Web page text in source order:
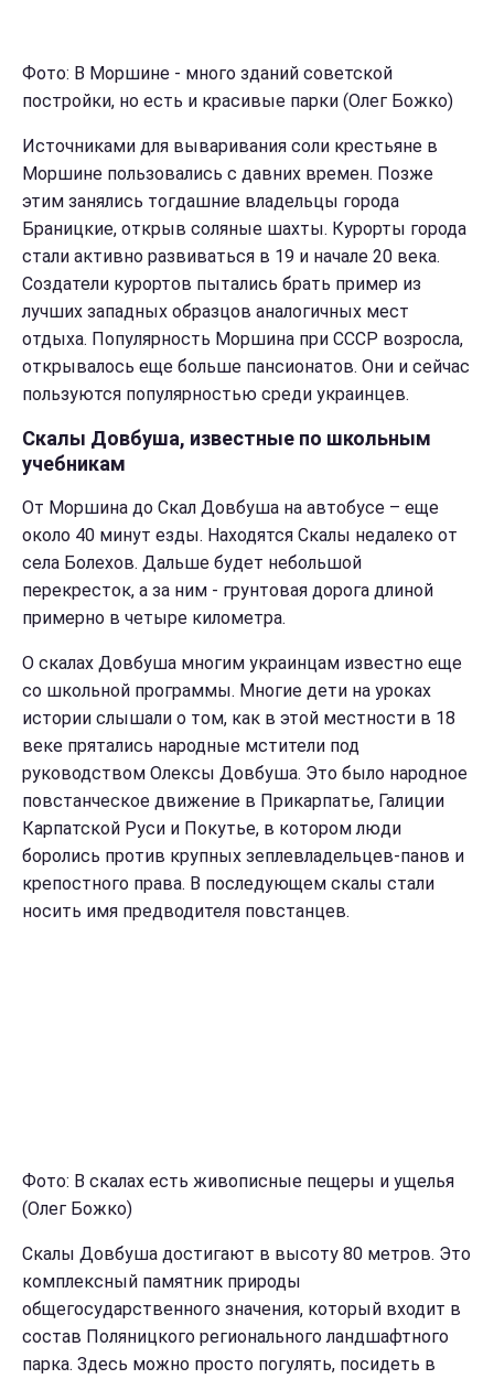
Фото: В Моршине - много зданий советской
постройки, но есть и красивые парки (Олег Божко)
Источниками для вываривания соли крестьяне в
Моршине пользовались с давних времен. Позже
этим занялись тогдашние владельцы города
Браницкие, открыв соляные шахты. Курорты города
стали активно развиваться в 19 и начале 20 века.
Создатели курортов пытались брать пример из
лучших западных образцов аналогичных мест
отдыха. Популярность Моршина при СССР возросла,
открывалось еще больше пансионатов. Они и сейчас
пользуются популярностью среди украинцев.
Скалы Довбуша, известные по школьным
учебникам
От Моршина до Скал Довбуша на автобусе – еще
около 40 минут езды. Находятся Скалы недалеко от
села Болехов. Дальше будет небольшой
перекресток, а за ним - грунтовая дорога длиной
примерно в четыре километра.
О скалах Довбуша многим украинцам известно еще
со школьной программы. Многие дети на уроках
истории слышали о том, как в этой местности в 18
веке прятались народные мстители под
руководством Олексы Довбуша. Это было народное
повстанческое движение в Прикарпатье, Галиции
Карпатской Руси и Покутье, в котором люди
боролись против крупных зеплевладельцев-панов и
крепостного права. В последующем скалы стали
носить имя предводителя повстанцев.
Фото: В скалах есть живописные пещеры и ущелья
(Олег Божко)
Скалы Довбуша достигают в высоту 80 метров. Это
комплексный памятник природы
общегосударственного значения, который входит в
состав Поляницкого регионального ландшафтного
парка. Здесь можно просто погулять, посидеть в